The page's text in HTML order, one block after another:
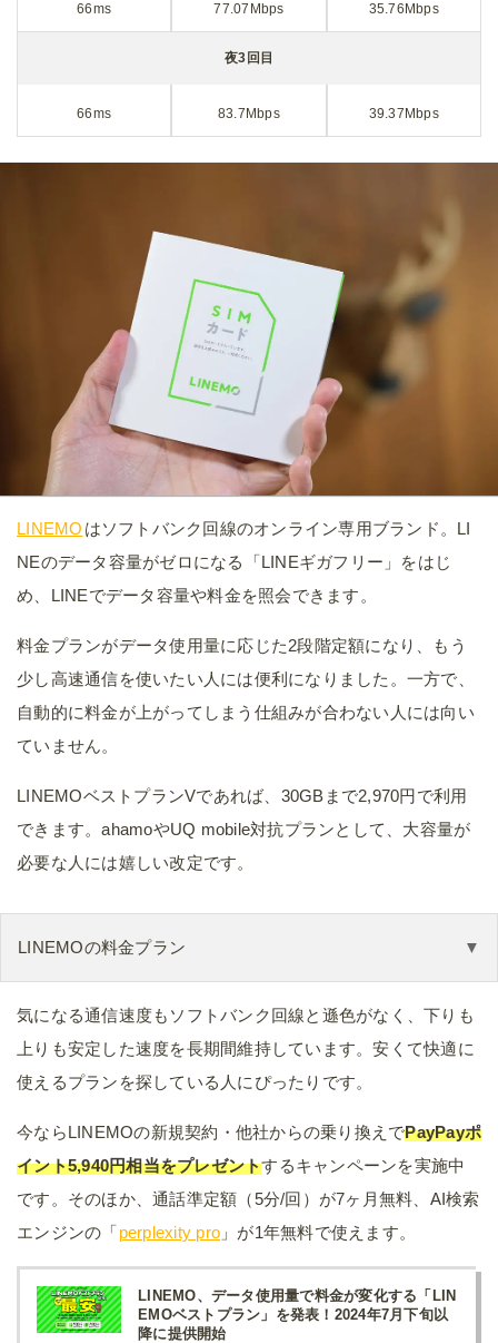
66ms 77.07Mbps 35.76Mbps
夜3回目
66ms 83.7Mbps 39.37Mbps
LINEMO はソフトバンク回線のオンライン専用ブランド。LI
NEのデータ容量がゼロになる「LINEギガフリー」をはじ
め、LINEでデータ容量や料金を照会できます。
料金プランがデータ使用量に応じた2段階定額になり、もう
少し高速通信を使いたい人には便利になりました。一方で、
自動的に料金が上がってしまう仕組みが合わない人には向い
ていません。
LINEMOベストプランVであれば、30GBまで2,970円で利用
できます。ahamoやUQ mobile対抗プランとして、大容量が
必要な人には嬉しい改定です。
LINEMOの料金プラン
気になる通信速度もソフトバンク回線と遜色がなく、下りも
上りも安定した速度を長期間維持しています。安くて快適に
使えるプランを探している人にぴったりです。
今ならLINEMOの新規契約・他社からの乗り換えでPayPayポ
イント5,940円相当をプレゼントするキャンペーンを実施中
です。そのほか、通話準定額（5分/回）が7ヶ月無料、AI検索
エンジンの「perplexity pro 」が1年無料で使えます。
LINEMO、データ使用量で料金が変化する「LIN
EMOベストプラン」を発表！2024年7月下旬以
降に提供開始